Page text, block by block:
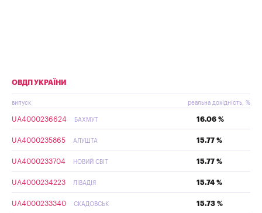
ОВДП УКРАЇНИ
випуск реальна дохідність, %
UA4000236624 БАХМУТ 16.06 %
UA4000235865 АЛУШТА 15.77 %
UA4000233704 НОВИЙ СВІТ 15.77 %
UA4000234223 ЛІВАДІЯ 15.74 %
UA4000233340 СКАДОВСЬК 15.73 %